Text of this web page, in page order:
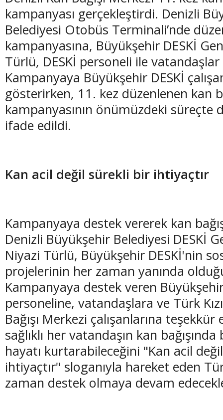
kampanyası gerçekleştirdi. Denizli
Belediyesi Otobüs Terminali’nde
kampanyasına, Büyükşehir DESKİ
Türlü, DESKİ personeli ile vatandaşlar
Kampanyaya Büyükşehir DESKİ
gösterirken, 11. kez düzenlenen kan
kampanyasının önümüzdeki süreçte
ifade edildi.
Kan acil değil sürekli bir ihtiyaçtır
Kampanyaya destek vererek kan
Denizli Büyükşehir Belediyesi DESKİ
Niyazi Türlü, Büyükşehir DESKİ'nin
projelerinin her zaman yanında
Kampanyaya destek veren
personeline, vatandaşlara ve Türk
Bağışı Merkezi çalışanlarına
sağlıklı her vatandaşın kan
hayatı kurtarabileceğini "Kan acil
ihtiyaçtır" sloganıyla hareket eden
zaman destek olmaya devam
(20 Şubat - 20 Mart)
Balık Burcunun 09.08.2026 Günlük Yorumu
(21 Mart - 20
Koç